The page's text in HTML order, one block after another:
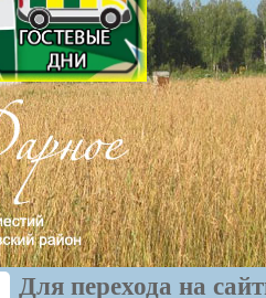
Для перехода на